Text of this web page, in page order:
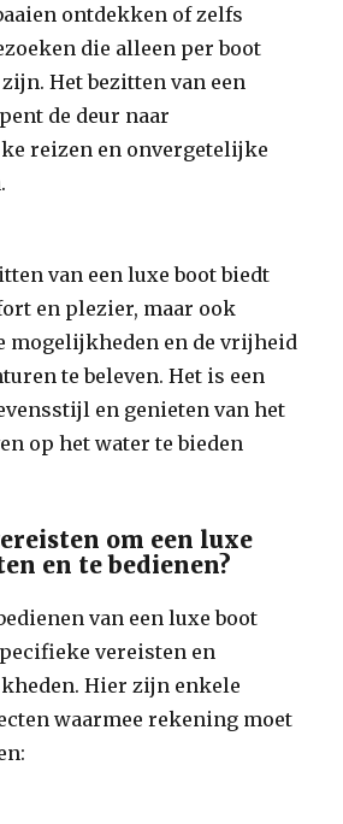
ontdekken of zelfs
die alleen per boot
Het bezitten van een
de deur naar
reizen en onvergetelijke
van een luxe boot biedt
en plezier, maar ook
mogelijkheden en de vrijheid
te beleven. Het is een
en genieten van het
op het water te bieden
om een luxe
en te bedienen?
van een luxe boot
vereisten en
Hier zijn enkele
waarmee rekening moet